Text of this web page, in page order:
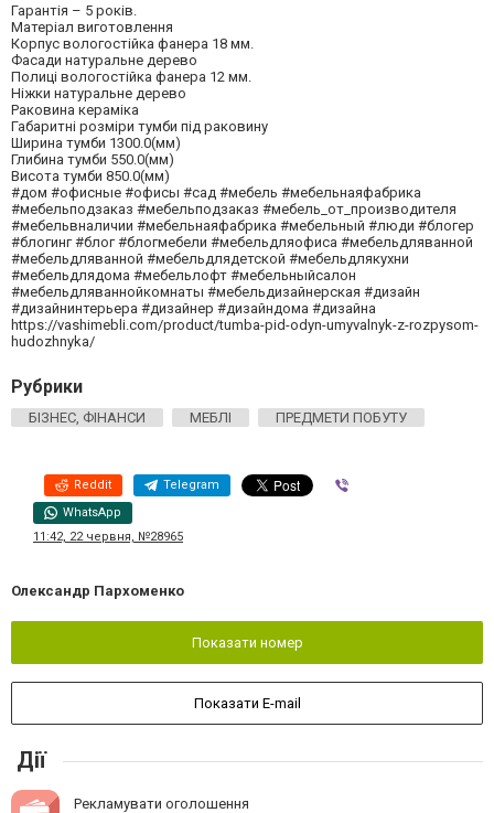
Гарантія – 5 років.
Матеріал виготовлення
Корпус вологостійка фанера 18 мм.
Фасади натуральне дерево
Полиці вологостійка фанера 12 мм.
Ніжки натуральне дерево
Раковина кераміка
Габаритні розміри тумби під раковину
Ширина тумби 1300.0(мм)
Глибина тумби 550.0(мм)
Висота тумби 850.0(мм)
#дом #офисные #офисы #сад #мебель #мебельнаяфабрика
#мебельподзаказ #мебельподзаказ #мебель_от_производителя
#мебельвналичии #мебельнаяфабрика #мебельный #люди #блогер
#блогинг #блог #блогмебели #мебельдляофиса #мебельдляванной
#мебельдляванной #мебельдлядетской #мебельдлякухни
#мебельдлядома #мебельлофт #мебельныйсалон
#мебельдляваннойкомнаты #мебельдизайнерская #дизайн
#дизайнинтерьера #дизайнер #дизайндома #дизайна
https://vashimebli.com/product/tumba-pid-odyn-umyvalnyk-z-rozpysom-
hudozhnyka/
Рубрики
БІЗНЕС, ФІНАНСИ МЕБЛІ ПРЕДМЕТИ ПОБУТУ
Reddit Telegram
WhatsApp
11:42, 22 червня, №28965
Олександр Пархоменко
Показати номер
Показати E-mail
Дії
Рекламувати оголошення